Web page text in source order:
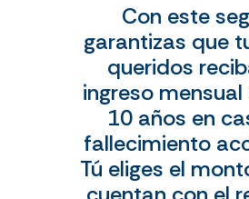
Con este
garantizas que
queridos
ingreso
10 años en
fallecimiento
Tú eliges el